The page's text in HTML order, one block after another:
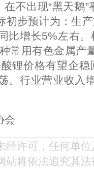
在不出现“黑天鹅
初步预计为：生
比增长5%左右
常用有色金属产
锂价格有望企
。行业营业收入
会
经许可，任何单
站将依法追究其